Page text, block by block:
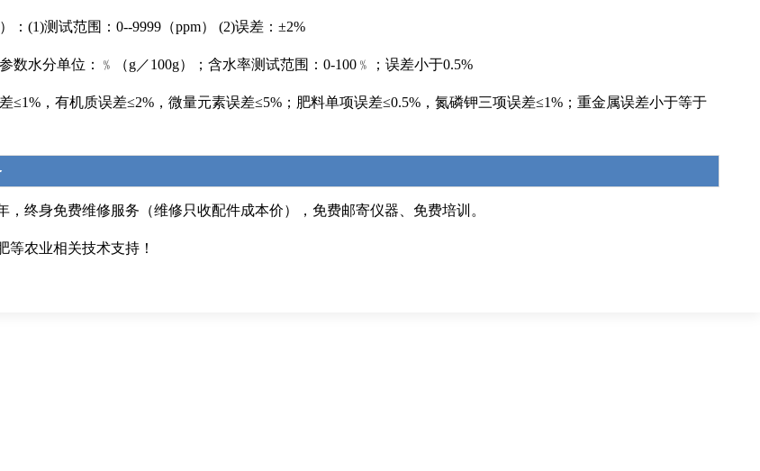
：(1)测试范围：0--9999（ppm） (2)误差：±2%
数水分单位：﹪（g／100g）；含水率测试范围：0-100﹪；误差小于0.5%
≤1%，有机质误差≤2%，微量元素误差≤5%；肥料单项误差≤0.5%，氮磷钾三项误差≤1%；重金属误差小于等于
，终身免费维修服务（维修只收配件成本价），免费邮寄仪器、免费培训。
等农业相关技术支持！